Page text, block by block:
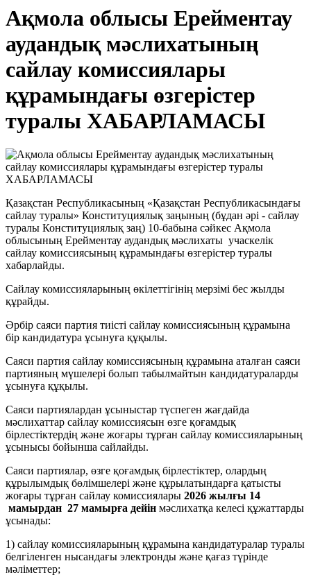
Ақмола облысы Ерейментау
аудандық мәслихатының
сайлау комиссиялары
құрамындағы өзгерістер
туралы ХАБАРЛАМАСЫ
Қазақстан Республикасының «Қазақстан Республикасындағы
сайлау туралы» Конституциялық заңының (бұдан әрі - сайлау
туралы Конституциялық заң) 10-бабына сәйкес Ақмола
облысының Ерейментау аудандық мәслихаты учаскелік
сайлау комиссиясының құрамындағы өзгерістер туралы
хабарлайды.
Сайлау комиссияларының өкілеттігінің мерзімі бес жылды
құрайды.
Әрбір саяси партия тиісті сайлау комиссиясының құрамына
бір кандидатура ұсынуға құқылы.
Саяси партия сайлау комиссиясының құрамына аталған саяси
партияның мүшелері болып табылмайтын кандидатураларды
ұсынуға құқылы.
Саяси партиялардан ұсыныстар түспеген жағдайда
мәслихаттар сайлау комиссиясын өзге қоғамдық
бірлестіктердің және жоғары тұрған сайлау комиссияларының
ұсынысы бойынша сайлайды.
Саяси партиялар, өзге қоғамдық бірлестіктер, олардың
құрылымдық бөлімшелері және құрылатындарға қатысты
жоғары тұрған сайлау комиссиялары 2026 жылғы 14
мамырдан 27 мамырға дейін мәслихатқа келесі құжаттарды
ұсынады:
1) сайлау комиссияларының құрамына кандидатуралар туралы
белгіленген нысандағы электронды және қағаз түрінде
мәліметтер;